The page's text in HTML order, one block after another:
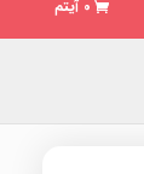
0 آیتم